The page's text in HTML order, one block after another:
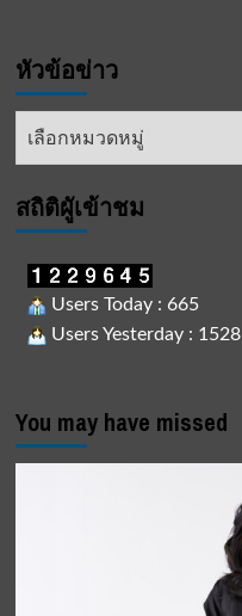
หัวข้อข่าว
หัวข้อ
สถิติผูัเข้าชม
Users Today : 665
Users Yesterday : 1528
You may have missed